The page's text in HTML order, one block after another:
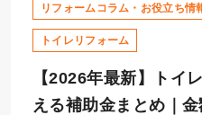
リフォームコラム・お役立ち情
トイレリフォーム
【2026年最新】トイ
える補助金まとめ｜